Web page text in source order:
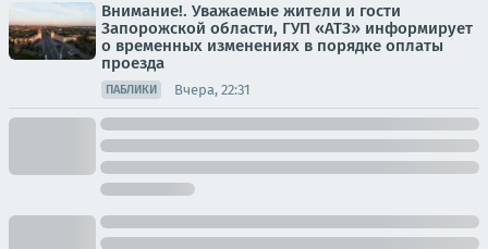
Внимание!. Уважаемые жители и гости
Запорожской области, ГУП «АТЗ» информирует
о временных изменениях в порядке оплаты
проезда
ПАБЛИКИ Вчера, 22:31